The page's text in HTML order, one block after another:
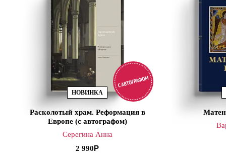
НОВИНКА
Расколотый храм. Реформация в
Европе (с автографом)
Серегина Анна
2 990